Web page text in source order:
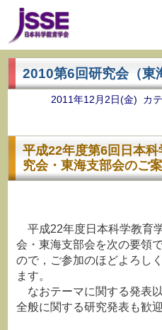
2010第6回研究会（東
2011年12月2日(金) カ
平成22年度第6回日本
究会・東海支部会のご
平成22年度日本科学教育
会・東海支部会を次の要領
ので，ご参加のほどよろし
ます。
なおテーマに関する発表
全般に関する研究発表も歓